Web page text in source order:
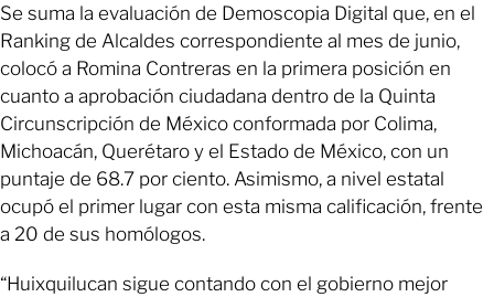
Se suma la evaluación de Demoscopia Digital que, en el
Ranking de Alcaldes correspondiente al mes de junio,
colocó a Romina Contreras en la primera posición en
cuanto a aprobación ciudadana dentro de la Quinta
Circunscripción de México conformada por Colima,
Michoacán, Querétaro y el Estado de México, con un
puntaje de 68.7 por ciento. Asimismo, a nivel estatal
ocupó el primer lugar con esta misma calificación, frente
a 20 de sus homólogos.
“Huixquilucan sigue contando con el gobierno mejor